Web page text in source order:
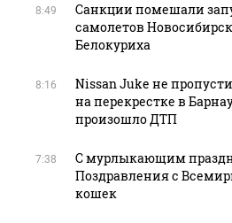
8:49
Санкции помешали
самолетов
Белокуриха
8:16
Nissan Juke не
на перекрестке в
произошло ДТП
7:38
С мурлыкающим
Поздравления с
кошек